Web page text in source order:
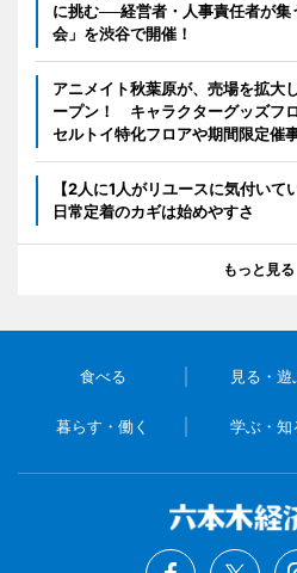
に挑む──経営者・人事責任者が
会」を渋谷で開催！
アニメイト秋葉原が、売場を拡大
ープン！ キャラクターグッズフ
セルトイ特化フロアや期間限定催
【2人に1人がリユースに気付いて
日常定着のカギは始めやすさ
もっと見る
食べる 見る・遊
暮らす・働く 学ぶ・知